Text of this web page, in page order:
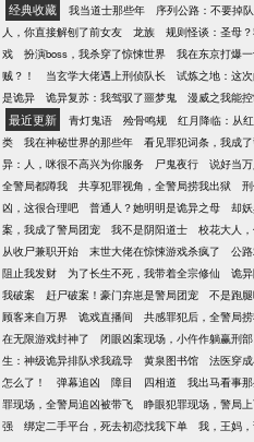
经典收藏 我当道士那些年 序列公路：不要掉队
人，你直接解刨了前女友
龙族 规则怪谈：圣母
戏
扮演boss，我杀穿了惊悚世界 我在东京打爆
贼？！
当玄学大佬遇上刑侦队长 试炼之地：这
是诡异
诡异复苏：我驾驭了噩梦鬼 漫威之我能
最近更新 青灯鬼语 殓骨鸣规 红月降临：从
类
我在神秘世界的那些年 看见罪犯词条，我成
异：人，咪很不高兴为你服务
尸鬼夜行 说好当
全警局都蹲我
共享犯罪视角，全警局捞我出狱
凶，这很合理吧
普通人？她明明是诡异之母 却
案，我成了警局团宠
我不是阴阳道士 校花大人
从收尸兼职开始
末世大佬在惊悚游戏杀疯了 公
阻止我发财
为了长生不死，我带着全宗修仙 诡
我破案
赶尸破案！豪门弃崽是警局团宠 不是跑
顾客来自万界
诡戏直播间 共感罪犯后，全警局
在无限游戏封神了
闭眼凶案现场，小仵作躺赢刑部
生：神级诡异排队求我疏导
黄泉图书馆 法医穿
怎么了！
弹幕追凶 障目 四相道 我出马看事
罪现场，全警局追凶被带飞
睁眼犯罪现场，警局
强
绑定二手平台，死去初恋找我下单 我，王妈